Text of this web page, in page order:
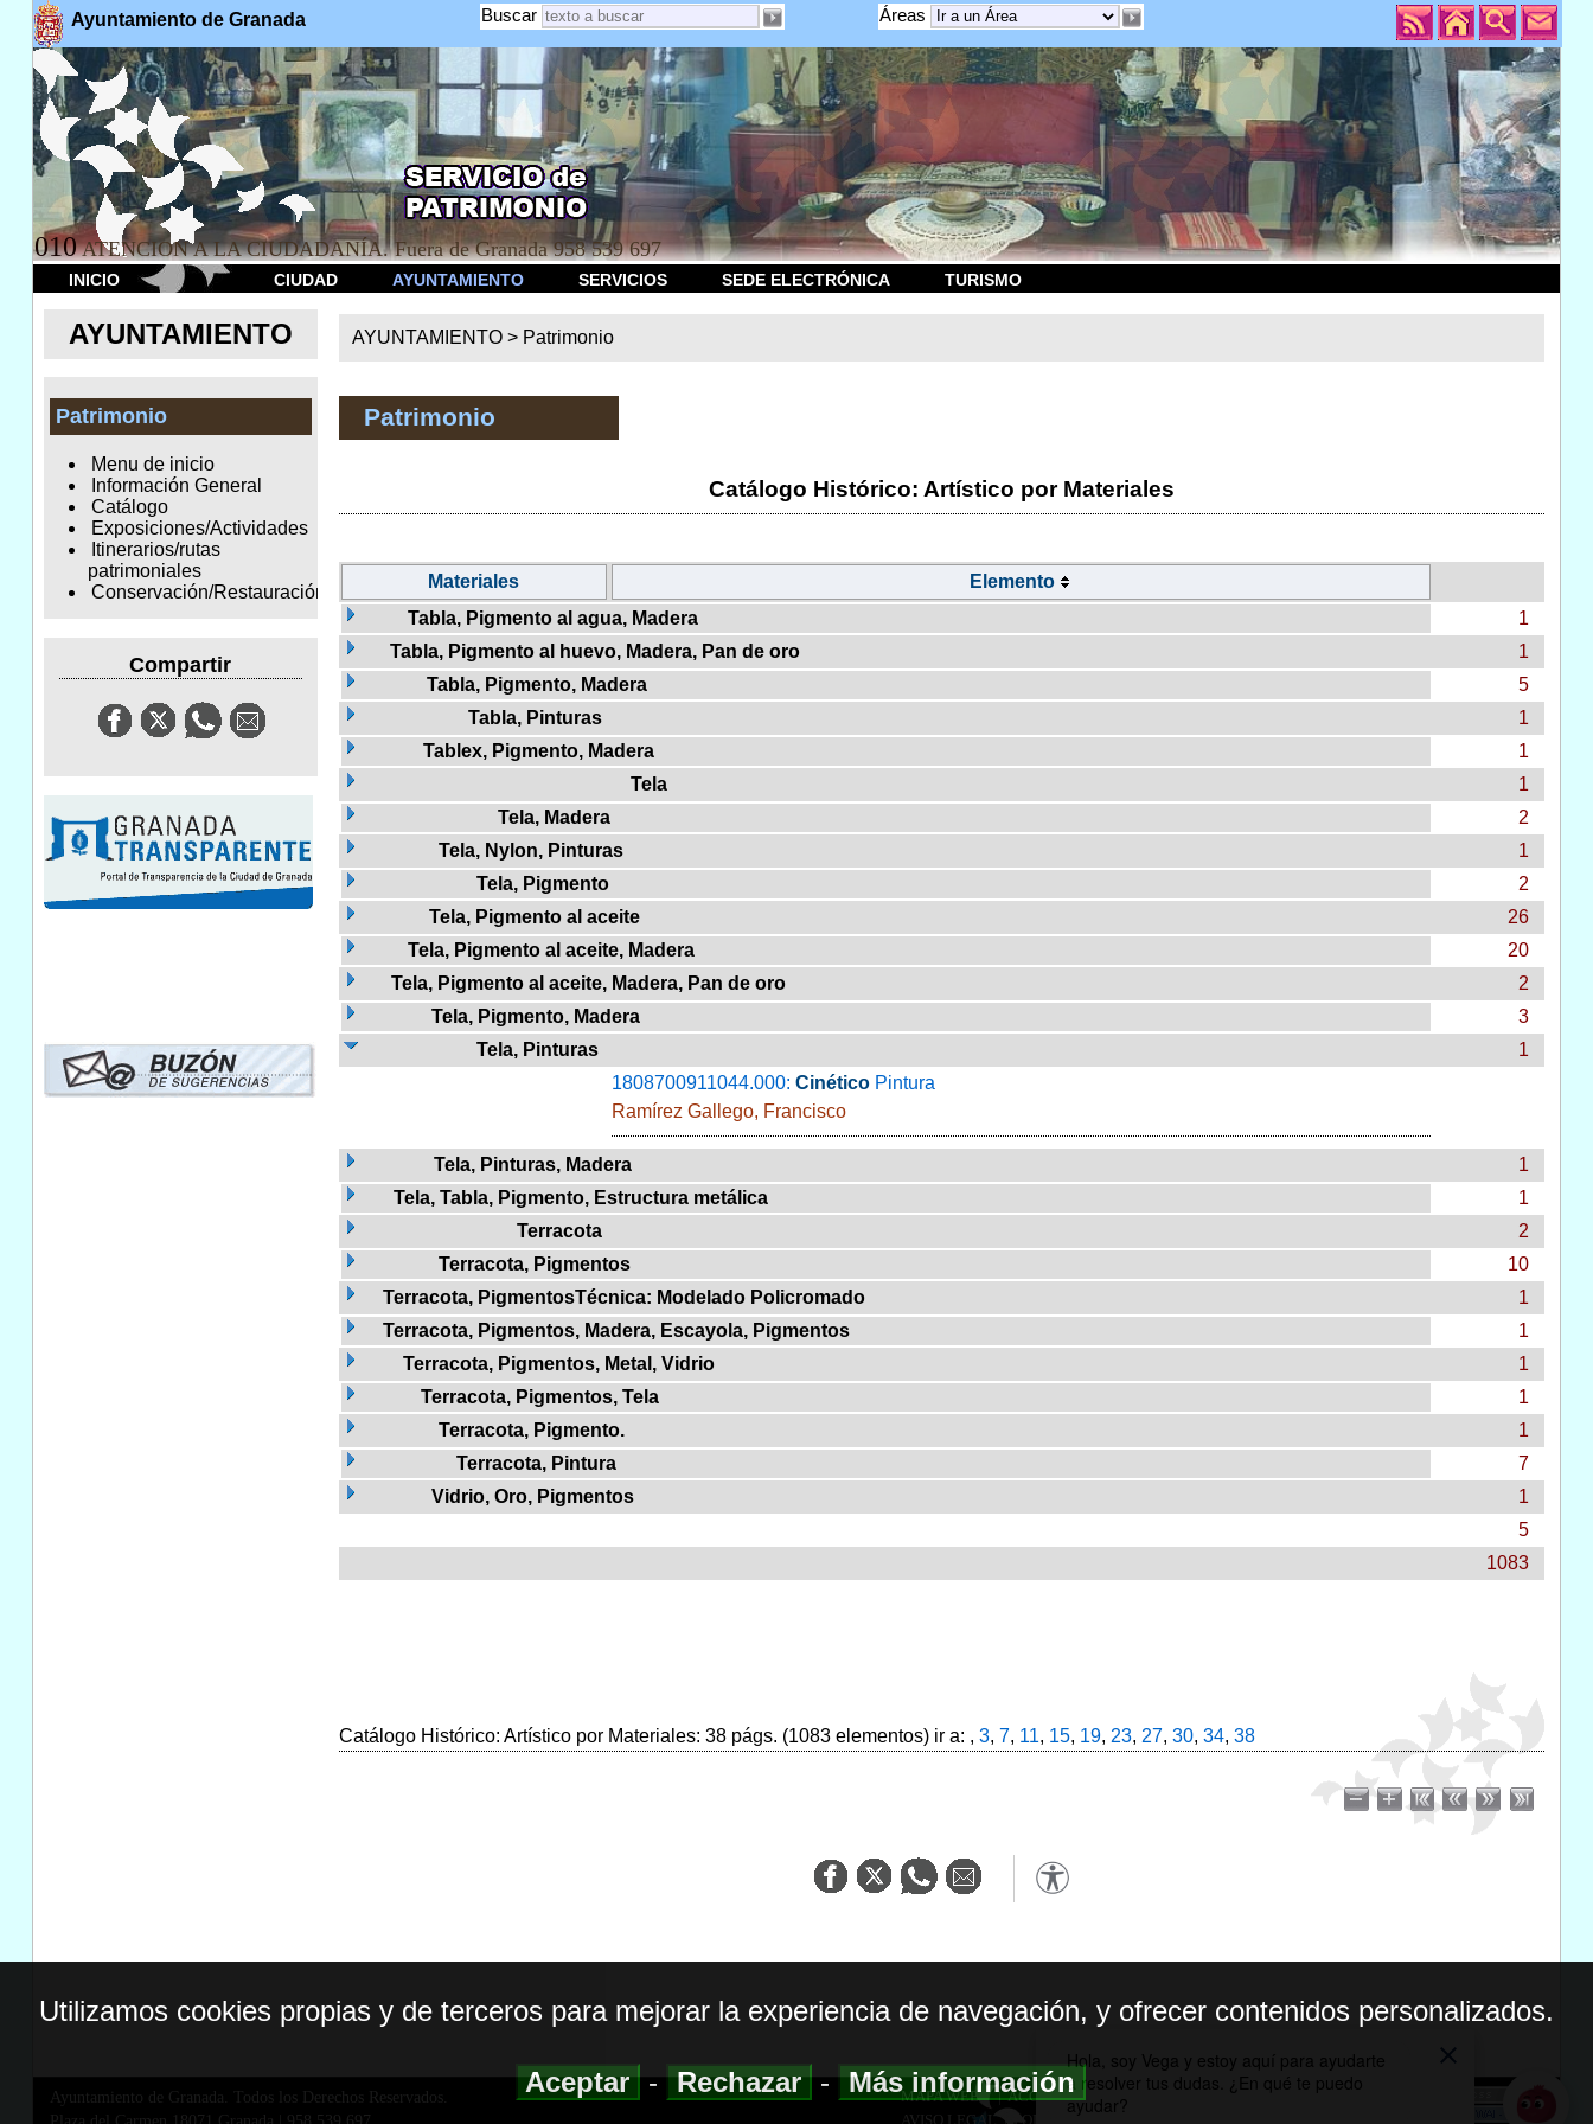
Ayuntamiento de Granada Áreas
Buscar
010 ATENCION A LA CIUDADANÍA. Fuera de Granada 958 539 697
INICIO CIUDAD AYUNTAMIENTO SERVICIOS SEDE ELECTRÓNICA TURISMO
AYUNTAMIENTO
Patrimonio
Menu de inicio
Información General
Catálogo
Exposiciones/Actividades
Itinerarios/rutas
patrimoniales
Conservación/Restauración
Compartir
AYUNTAMIENTO > Patrimonio
Patrimonio
Catálogo Histórico: Artístico por Materiales
Materiales
Elemento
Tabla, Pigmento al agua, Madera
1
Tabla, Pigmento al huevo, Madera, Pan de oro
1
Tabla, Pigmento, Madera
5
Tabla, Pinturas
1
Tablex, Pigmento, Madera
1
Tela
1
Tela, Madera
2
Tela, Nylon, Pinturas
1
Tela, Pigmento
2
Tela, Pigmento al aceite
26
Tela, Pigmento al aceite, Madera
20
Tela, Pigmento al aceite, Madera, Pan de oro
2
Tela, Pigmento, Madera
3
Tela, Pinturas
1
1808700911044.000: Cinético Pintura
Ramírez Gallego, Francisco
Tela, Pinturas, Madera
1
Tela, Tabla, Pigmento, Estructura metálica
1
Terracota
2
Terracota, Pigmentos
10
Terracota, PigmentosTécnica: Modelado Policromado
1
Terracota, Pigmentos, Madera, Escayola, Pigmentos
1
Terracota, Pigmentos, Metal, Vidrio
1
Terracota, Pigmentos, Tela
1
Terracota, Pigmento.
1
Terracota, Pintura
7
Vidrio, Oro, Pigmentos
1
5
1083
Catálogo Histórico: Artístico por Materiales: 38 págs. (1083 elementos) ir a: , 3, 7, 11, 15, 19, 23, 27, 30, 34, 38
Ayuntamiento de Granada. Todos los Derechos Reservados.
MAPA WEB|ACCESIBILIDAD
AVISO LEGAL| POLITICA DE PRIVACIDAD
Utilizamos cookies propias y de terceros para mejorar la experiencia de navegación, y ofrecer contenidos personalizados.
Aceptar-Rechazar-Más información